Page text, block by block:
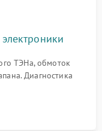
ТЭНа, обмоток
Диагностика
мутности,
управления.